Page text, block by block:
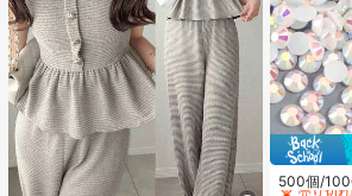
500個/
#3 ベスト
売り切